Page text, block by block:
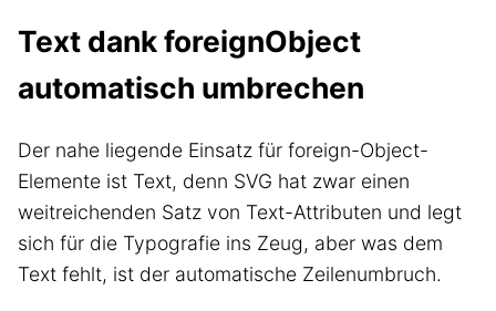
Text dank foreignObject
automatisch umbrechen
Der nahe liegende Einsatz für foreign-Object-
Elemente ist Text, denn SVG hat zwar einen
weitreichenden Satz von Text-Attributen und legt
sich für die Typografie ins Zeug, aber was dem
Text fehlt, ist der automatische Zeilenumbruch.